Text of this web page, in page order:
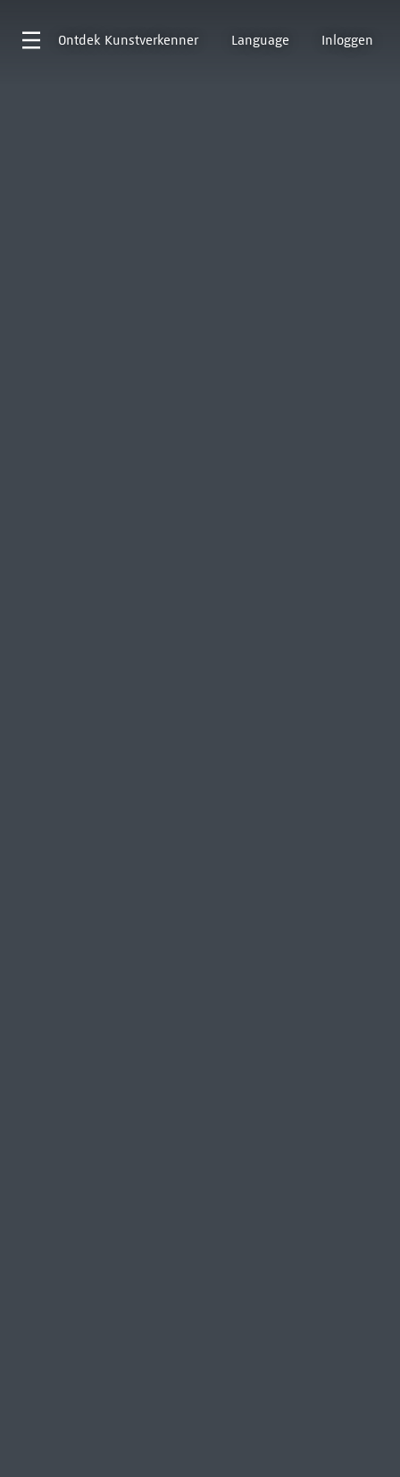
Ontdek Kunstverkenner Language Inloggen